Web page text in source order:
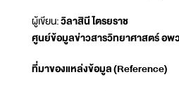
ผู้เขียน:วิลาสินี ไตรยราช
ศูนย์ข้อมูลข่าวสารวิทยาศาสตร์ อพ
ที่มาของแหล่งข้อมูล(Reference)